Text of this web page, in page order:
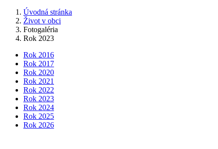
Úvodná stránka
Život v obci
Fotogaléria
Rok 2023
Rok 2016
Rok 2017
Rok 2020
Rok 2021
Rok 2022
Rok 2023
Rok 2024
Rok 2025
Rok 2026